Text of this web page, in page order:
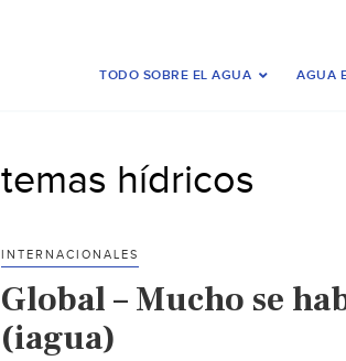
TODO SOBRE EL AGUA AGUA
temas hídricos
INTERNACIONALES
Global – Mucho se
(iagua)